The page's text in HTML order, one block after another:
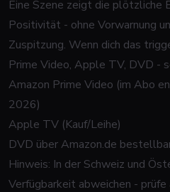
Eine Szene zeigt die plötzliche
Positivität - ohne Vorwarnung
Zuspitzung. Wenn dich das
Prime Video, Apple TV, DVD -
Amazon Prime Video (im Abo
2026)
Apple TV (Kauf/Leihe)
DVD über Amazon.de
Hinweis: In der Schweiz und
Verfügbarkeit abweichen -